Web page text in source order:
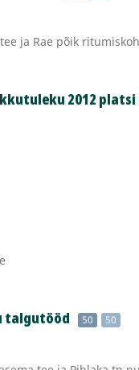
ja Rae põik
2012
talgutööd 50 50